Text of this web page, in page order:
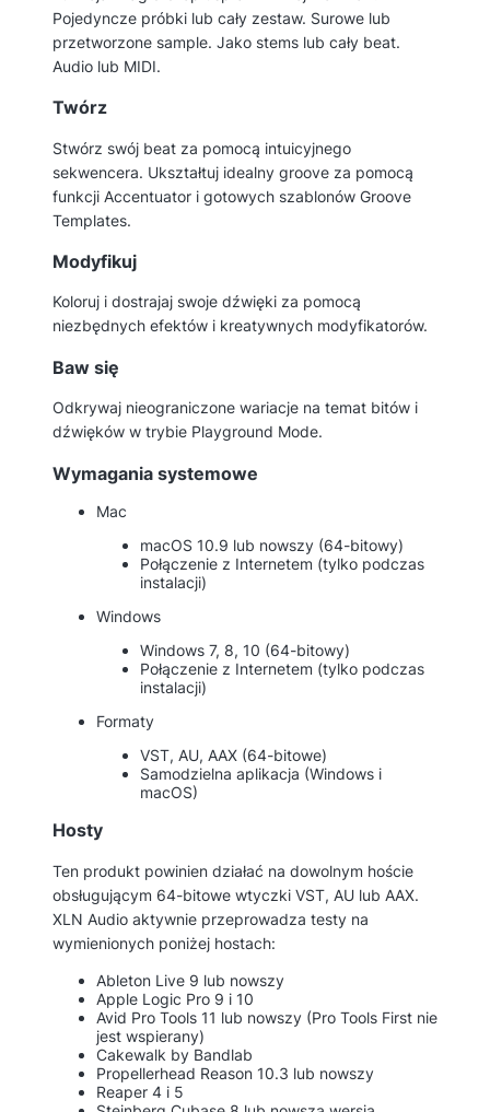
Pojedyncze próbki lub cały zestaw. Surowe lub
przetworzone sample. Jako stems lub cały beat.
Audio lub MIDI.
Twórz
Stwórz swój beat za pomocą intuicyjnego
sekwencera. Ukształtuj idealny groove za pomocą
funkcji Accentuator i gotowych szablonów Groove
Templates.
Modyfikuj
Koloruj i dostrajaj swoje dźwięki za pomocą
niezbędnych efektów i kreatywnych modyfikatorów.
Baw się
Odkrywaj nieograniczone wariacje na temat bitów i
dźwięków w trybie Playground Mode.
Wymagania systemowe
Mac
macOS 10.9 lub nowszy (64-bitowy)
Połączenie z Internetem (tylko podczas
instalacji)
Windows
Windows 7, 8, 10 (64-bitowy)
Połączenie z Internetem (tylko podczas
instalacji)
Formaty
VST, AU, AAX (64-bitowe)
Samodzielna aplikacja (Windows i
macOS)
Hosty
Ten produkt powinien działać na dowolnym hoście
obsługującym 64-bitowe wtyczki VST, AU lub AAX.
XLN Audio aktywnie przeprowadza testy na
wymienionych poniżej hostach:
Ableton Live 9 lub nowszy
Apple Logic Pro 9 i 10
Avid Pro Tools 11 lub nowszy (Pro Tools First nie
jest wspierany)
Cakewalk by Bandlab
Propellerhead Reason 10.3 lub nowszy
Reaper 4 i 5